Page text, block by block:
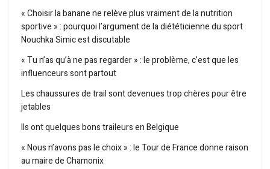
« Choisir la banane ne relève plus vraiment de la nutrition
sportive » : pourquoi l’argument de la diététicienne du sport
Nouchka Simic est discutable
« Tu n’as qu’à ne pas regarder » : le problème, c’est que les
influenceurs sont partout
Les chaussures de trail sont devenues trop chères pour être
jetables
Ils ont quelques bons traileurs en Belgique
« Nous n’avons pas le choix » : le Tour de France donne raison
au maire de Chamonix